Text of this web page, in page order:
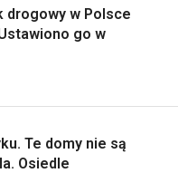
drogowy w Polsce
go w
Te domy nie są
Osiedle